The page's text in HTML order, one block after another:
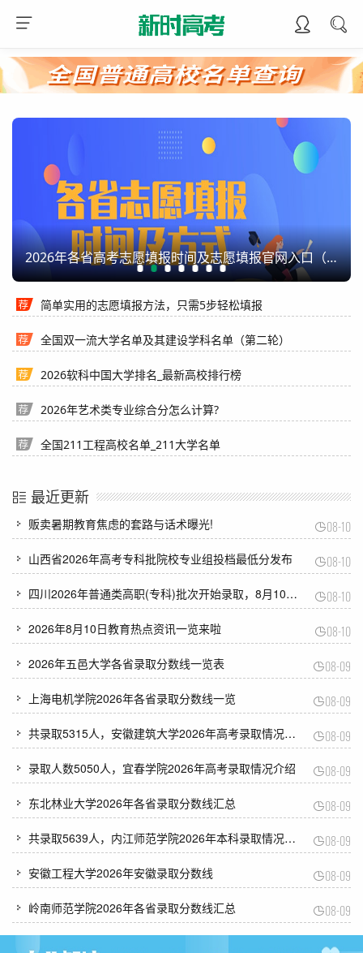
2026年各省高考志愿填报时间及志愿填报官网入口（汇总）
简单实用的志愿填报方法，只需5步轻松填报
全国双一流大学名单及其建设学科名单（第二轮）
2026软科中国大学排名_最新高校排行榜
2026年艺术类专业综合分怎么计算?
全国211工程高校名单_211大学名单
最近更新
贩卖暑期教育焦虑的套路与话术曝光! 08-10
山西省2026年高考专科批院校专业组投档最低分发布 08-10
四川2026年普通类高职(专科)批次开始录取，8月10日可查录取结果 08-10
2026年8月10日教育热点资讯一览来啦 08-10
2026年五邑大学各省录取分数线一览表 08-09
上海电机学院2026年各省录取分数线一览 08-09
共录取5315人，安徽建筑大学2026年高考录取情况介绍 08-09
录取人数5050人，宜春学院2026年高考录取情况介绍 08-09
东北林业大学2026年各省录取分数线汇总 08-09
共录取5639人，内江师范学院2026年本科录取情况介绍 08-09
安徽工程大学2026年安徽录取分数线 08-09
岭南师范学院2026年各省录取分数线汇总 08-09